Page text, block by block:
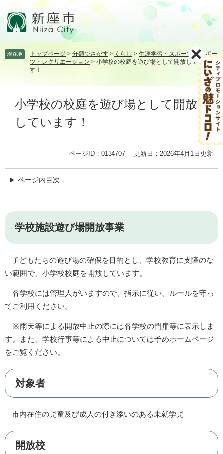
頭飛 現在地 トップページ > 分類でさがす > くらし > 生涯学習・スポーツ >スポー
ツ・レクリエーション > 小学校の校庭を遊び場として開放していま
す！
小学校の校庭を遊び場として開放
しています！
ページID：0134707 更新日：2026年4月1日更新
ページ内目次
学校施設遊び場開放事業
子どもたちの遊び場の確保を目的とし、学校教育に支障のな
い範囲で、小学校校庭を開放しています。
各学校には管理人がいますので、指示に従い、ルールを守っ
てご利用ください。
※雨天等による開放中止の際には各学校の門扉等に表示しま
す。また、学校行事等による中止については予めホームページ
をご覧ください。
対象者
市内在住の児童及び成人の付き添いのある未就学児
開放校